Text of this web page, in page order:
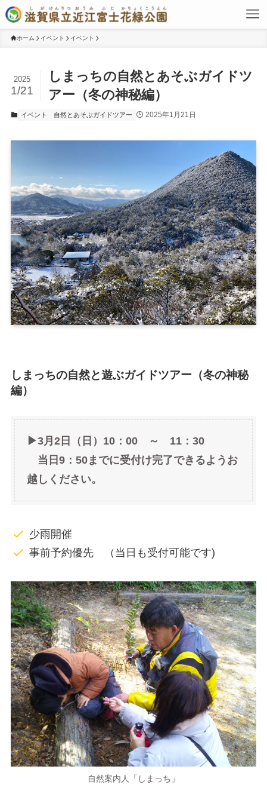
ホーム イベント イベント
しまっちの自然とあそぶガイドツ
アー（冬の神秘編）
2025
1/21
イベント 自然とあそぶガイドツアー 2025年1月21日
しまっちの自然と遊ぶガイドツアー（冬の神秘
編）
▶3月2日（日）10：00 ～ 11：30
当日9：50までに受付け完了できるようお
越しください。
少雨開催
事前予約優先 （当日も受付可能です)
自然案内人「しまっち」